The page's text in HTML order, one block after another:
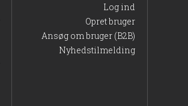
Log ind
Opret bruger
Ansøg om bruger (B2B)
Nyhedstilmelding